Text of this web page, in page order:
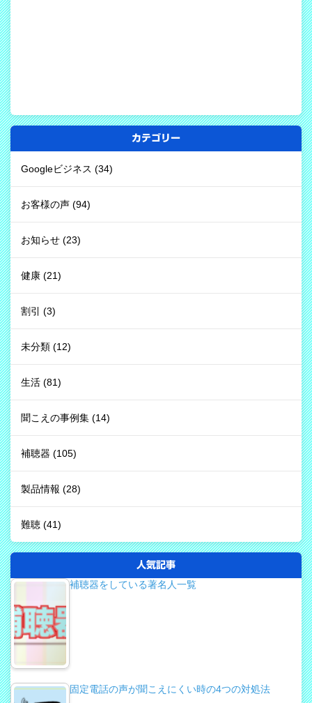
カテゴリー
Googleビジネス (34)
お客様の声 (94)
お知らせ (23)
健康 (21)
割引 (3)
未分類 (12)
生活 (81)
聞こえの事例集 (14)
補聴器 (105)
製品情報 (28)
難聴 (41)
人気記事
補聴器をしている著名人一覧
固定電話の声が聞こえにくい時の4つの対処法